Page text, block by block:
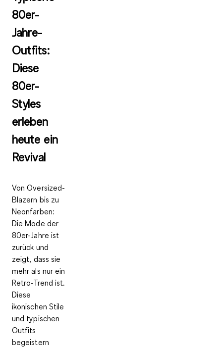
80er-
Jahre-
Outfits:
Diese
80er-
Styles
erleben
heute ein
Revival
Von Oversized-
Blazern bis zu
Neonfarben:
Die Mode der
80er-Jahre ist
zurück und
zeigt, dass sie
mehr als nur ein
Retro-Trend ist.
Diese
ikonischen Stile
und typischen
Outfits
begeistern